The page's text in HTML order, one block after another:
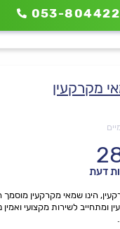
053-
מקרקעין
דעת
הינו שמאי מקרקעין
ומתחייב לשירות מקצועי ואמין